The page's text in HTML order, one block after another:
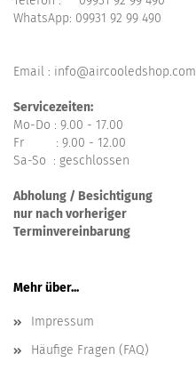
WhatsApp: 09931 92 99 490
Email : info@aircooledshop.com
Servicezeiten:
Mo-Do : 9.00 - 17.00
Fr : 9.00 - 12.00
Sa-So : geschlossen
Abholung / Besichtigung
nur nach vorheriger
Terminvereinbarung
Mehr über...
Impressum
Häufige Fragen (FAQ)